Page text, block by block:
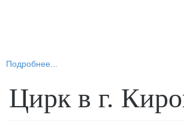
Подробнее...
Цирк в г.